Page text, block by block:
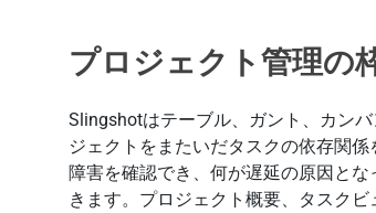
プロジェクト管理の
Slingshotはテーブル、ガント、カン
ジェクトをまたいだタスクの依存関
障害を確認でき、何が遅延の原因と
きます。プロジェクト概要、タスク